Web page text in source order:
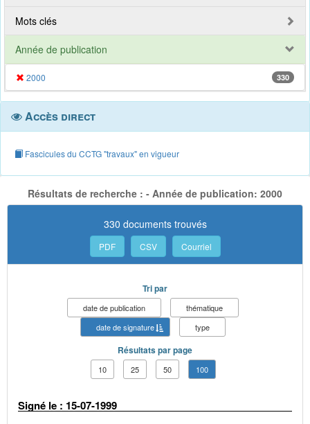
Mots clés
Année de publication
2000 330
Accès direct
Fascicules du CCTG "travaux" en vigueur
Résultats de recherche : - Année de publication: 2000
330 documents trouvés
PDF CSV Courriel
Tri par
date de publication
thématique
date de signature
type
Résultats par page
10 25 50 100
Signé le : 15-07-1999